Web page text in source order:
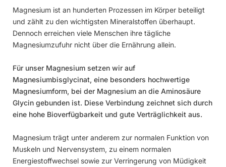
Magnesium ist an hunderten Prozessen im Körper beteiligt
und zählt zu den wichtigsten Mineralstoffen überhaupt.
Dennoch erreichen viele Menschen ihre tägliche
Magnesiumzufuhr nicht über die Ernährung allein.
Für unser Magnesium setzen wir auf
Magnesiumbisglycinat, eine besonders hochwertige
Magnesiumform, bei der Magnesium an die Aminosäure
Glycin gebunden ist. Diese Verbindung zeichnet sich durch
eine hohe Bioverfügbarkeit und gute Verträglichkeit aus.
Magnesium trägt unter anderem zur normalen Funktion von
Muskeln und Nervensystem, zu einem normalen
Energiestoffwechsel sowie zur Verringerung von Müdigkeit